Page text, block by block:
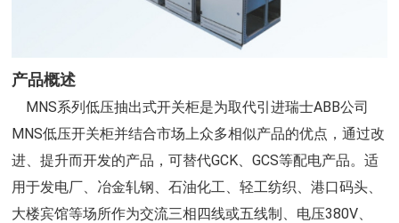
产品概述
MNS系列低压抽出式开关柜是为取代引进瑞士ABB公司
MNS低压开关柜并结合市场上众多相似产品的优点，通过改
进、提升而开发的产品，可替代GCK、GCS等配电产品。适
用于发电厂、冶金轧钢、石油化工、轻工纺织、港口码头、
大楼宾馆等场所作为交流三相四线或五线制、电压380V、